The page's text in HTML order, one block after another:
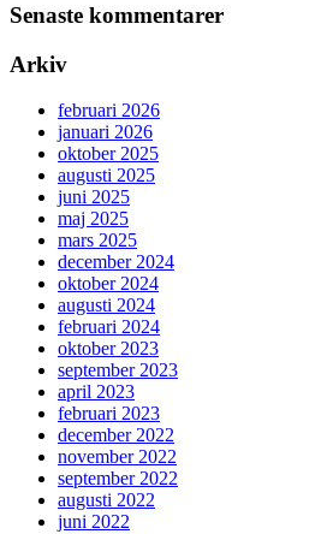
Senaste kommentarer
Arkiv
februari 2026
januari 2026
oktober 2025
augusti 2025
juni 2025
maj 2025
mars 2025
december 2024
oktober 2024
augusti 2024
februari 2024
oktober 2023
september 2023
april 2023
februari 2023
december 2022
november 2022
september 2022
augusti 2022
juni 2022